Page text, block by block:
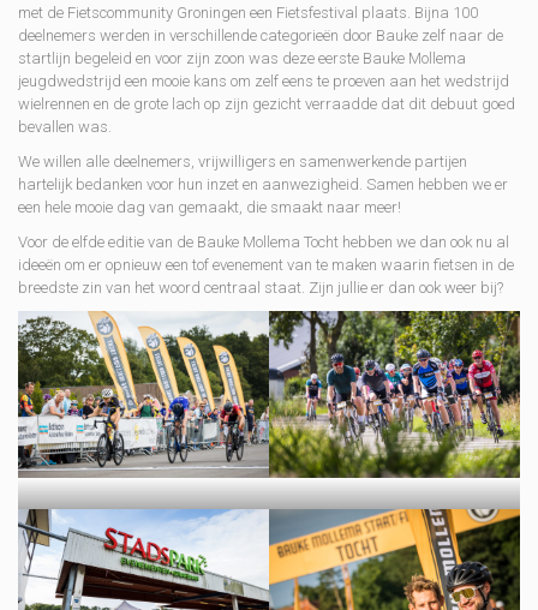
met de Fietscommunity Groningen een Fietsfestival plaats. Bijna 100
deelnemers werden in verschillende categorieën door Bauke zelf naar de
startlijn begeleid en voor zijn zoon was deze eerste Bauke Mollema
jeugdwedstrijd een mooie kans om zelf eens te proeven aan het wedstrijd
wielrennen en de grote lach op zijn gezicht verraadde dat dit debuut goed
bevallen was.
We willen alle deelnemers, vrijwilligers en samenwerkende partijen
hartelijk bedanken voor hun inzet en aanwezigheid. Samen hebben we er
een hele mooie dag van gemaakt, die smaakt naar meer!
Voor de elfde editie van de Bauke Mollema Tocht hebben we dan ook nu al
ideeën om er opnieuw een tof evenement van te maken waarin fietsen in de
breedste zin van het woord centraal staat. Zijn jullie er dan ook weer bij?